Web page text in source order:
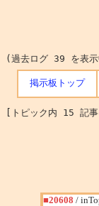
(過去ログ 39 を表
掲示板トップ
[トピック内 15
■20608 /